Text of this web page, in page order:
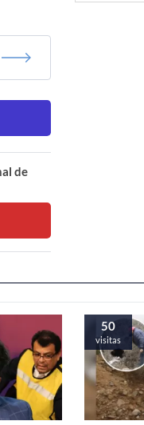
de
50
visitas